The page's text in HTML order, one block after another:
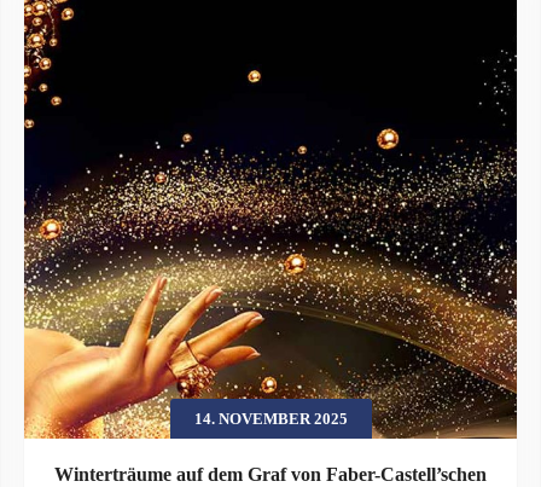
14. NOVEMBER 2025
Winterträume auf dem Graf von Faber-Castell’schen